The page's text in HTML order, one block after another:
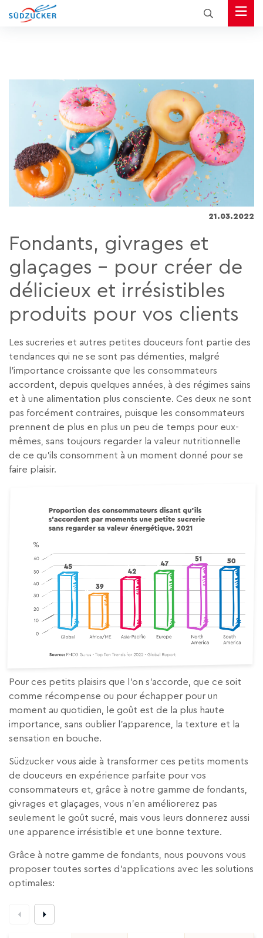
21.03.2022
Fondants, givrages et
glaçages – pour créer de
délicieux et irrésistibles
produits pour vos clients
Les sucreries et autres petites douceurs font partie des
tendances qui ne se sont pas démenties, malgré
l’importance croissante que les consommateurs
accordent, depuis quelques années, à des régimes sains
et à une alimentation plus consciente. Ces deux ne sont
pas forcément contraires, puisque les consommateurs
prennent de plus en plus un peu de temps pour eux-
mêmes, sans toujours regarder la valeur nutritionnelle
de ce qu’ils consomment à un moment donné pour se
faire plaisir.
Pour ces petits plaisirs que l’on s’accorde, que ce soit
comme récompense ou pour échapper pour un
moment au quotidien, le goût est de la plus haute
importance, sans oublier l’apparence, la texture et la
sensation en bouche.
Südzucker vous aide à transformer ces petits moments
de douceurs en expérience parfaite pour vos
consommateurs et, grâce à notre gamme de fondants,
givrages et glaçages, vous n’en améliorerez pas
seulement le goût sucré, mais vous leurs donnerez aussi
une apparence irrésistible et une bonne texture.
Grâce à notre gamme de fondants, nous pouvons vous
proposer toutes sortes d’applications avec les solutions
optimales: